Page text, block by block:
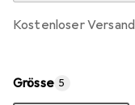
kostenloser Versand
Grösse 5